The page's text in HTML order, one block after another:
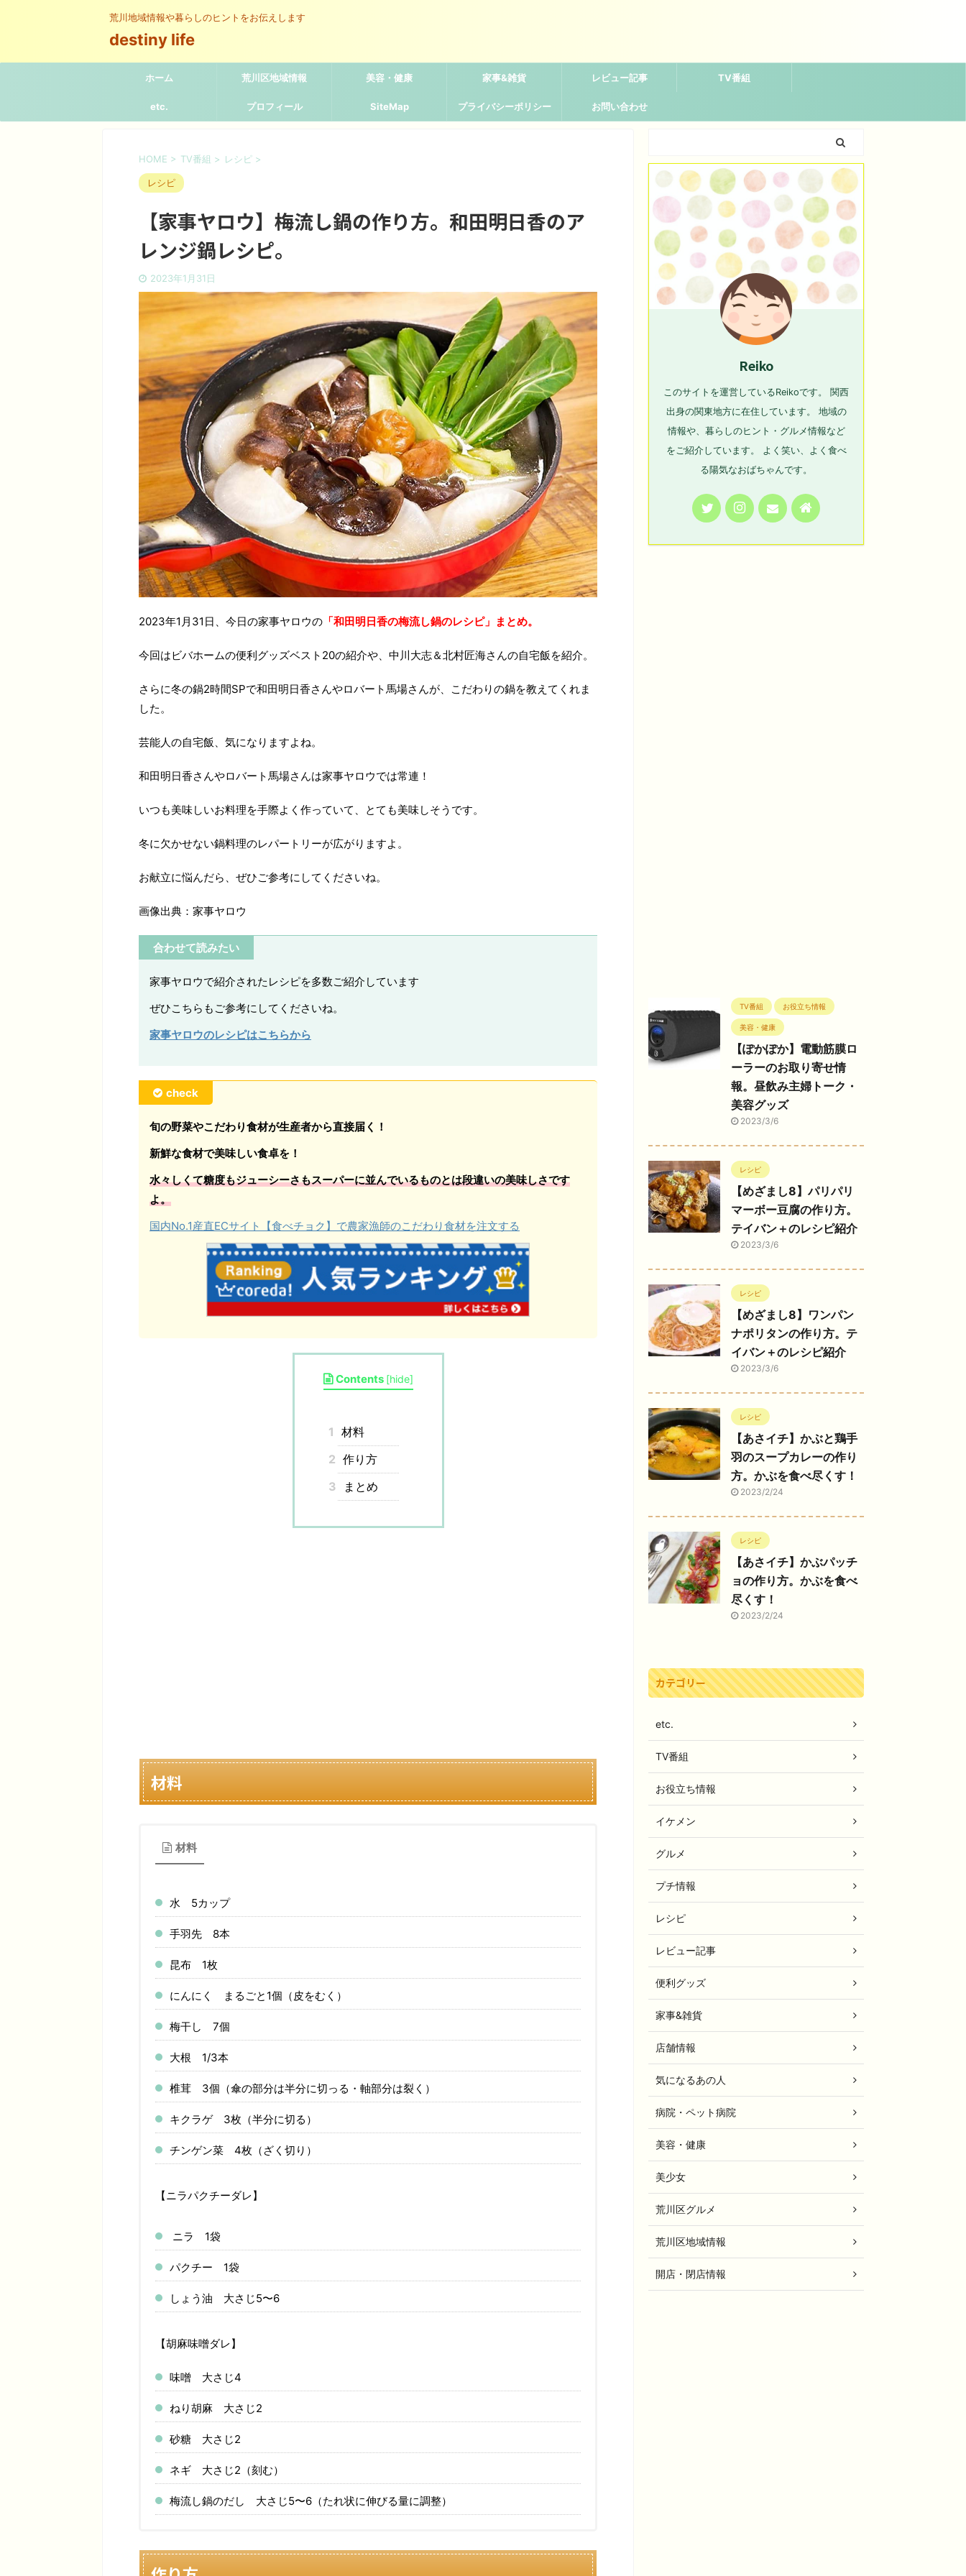
荒川地域情報や暮らしのヒントをお伝えします
destiny life
ホーム 荒川区地域情報 美容・健康 家事&雑貨 レビュー記事 TV番組
etc. プロフィール SiteMap プライバシーポリシー お問い合わせ
HOME > TV番組 > レシピ >
レシピ
【家事ヤロウ】梅流し鍋の作り方。和田明日香のア
レンジ鍋レシピ。
2023年1月31日
2023年1月31日、今日の家事ヤロウの 「和田明日香の梅流し鍋のレシピ」 まとめ。
今回はビバホームの便利グッズベスト20の紹介や、中川大志＆北村匠海さんの自宅飯を紹介。
さらに冬の鍋2時間SPで和田明日香さんやロバート馬場さんが、こだわりの鍋を教えてくれま
した。
芸能人の自宅飯、気になりますよね。
和田明日香さんやロバート馬場さんは家事ヤロウでは常連！
いつも美味しいお料理を手際よく作っていて、とても美味しそうです。
冬に欠かせない鍋料理のレパートリーが広がりますよ。
お献立に悩んだら、ぜひご参考にしてくださいね。
画像出典：家事ヤロウ
合わせて読みたい
家事ヤロウで紹介されたレシピを多数ご紹介しています
ぜひこちらもご参考にしてくださいね。
家事ヤロウのレシピはこちらから
check
旬の野菜やこだわり食材が生産者から直接届く！
新鮮な食材で美味しい食卓を！
水々しくて糖度もジューシーさもスーパーに並んでいるものとは段違いの美味しさです
よ。
国内No.1産直ECサイト【食べチョク】で農家漁師のこだわり食材を注文する
Contents [hide]
1 材料
2 作り方
3
まとめ
材料
材料
水 5カップ
手羽先 8本
昆布 1枚
にんにく まるごと1個（皮をむく）
梅干し 7個
大根 1/3本
椎茸 3個（傘の部分は半分に切っる・軸部分は裂く）
キクラゲ 3枚（半分に切る）
チンゲン菜 4枚（ざく切り）
【ニラパクチーダレ】
ニラ 1袋
パクチー 1袋
しょう油 大さじ5〜6
【胡麻味噌ダレ】
味噌 大さじ4
ねり胡麻 大さじ2
砂糖 大さじ2
ネギ 大さじ2（刻む）
梅流し鍋のだし 大さじ5〜6（たれ状に伸びる量に調整）
Reiko
このサイトを運営しているReikoです。 関西
出身の関東地方に在住しています。 地域の
情報や、暮らしのヒント・グルメ情報など
をご紹介しています。 よく笑い、よく食べ
る陽気なおばちゃんです。
TV番組 お役立ち情報
美容・健康
【ぽかぽか】電動筋膜ロ
ーラーのお取り寄せ情
報。昼飲み主婦トーク・
美容グッズ
2023/3/6
レシピ
【めざまし8】パリパリ
マーボー豆腐の作り方。
テイバン＋のレシピ紹介
2023/3/6
レシピ
【めざまし8】ワンパン
ナポリタンの作り方。テ
イバン＋のレシピ紹介
2023/3/6
レシピ
【あさイチ】かぶと鶏手
羽のスープカレーの作り
方。かぶを食べ尽くす！
2023/2/24
レシピ
【あさイチ】かぶパッチ
ョの作り方。かぶを食べ
尽くす！
2023/2/24
カテゴリー
etc.
TV番組
お役立ち情報
イケメン
グルメ
プチ情報
レシピ
レビュー記事
便利グッズ
家事&雑貨
店舗情報
気になるあの人
病院・ペット病院
美容・健康
美少女
荒川区グルメ
荒川区地域情報
開店・閉店情報